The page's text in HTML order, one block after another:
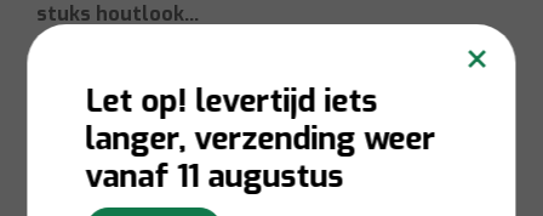
stuks houtlook
handgreep
Bekijken
×
Let op! levertijd iets
langer, verzending weer
vanaf 11 augustus